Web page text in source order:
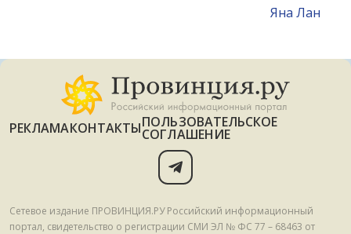
Яна Лан
РЕКЛАМАКОНТАКТЫПОЛЬЗОВАТЕЛЬСКОЕ
СОГЛАШЕНИЕ
Сетевое издание ПРОВИНЦИЯ.РУ Российский информационный
портал, свидетельство о регистрации СМИ ЭЛ № ФС 77 – 68463 от